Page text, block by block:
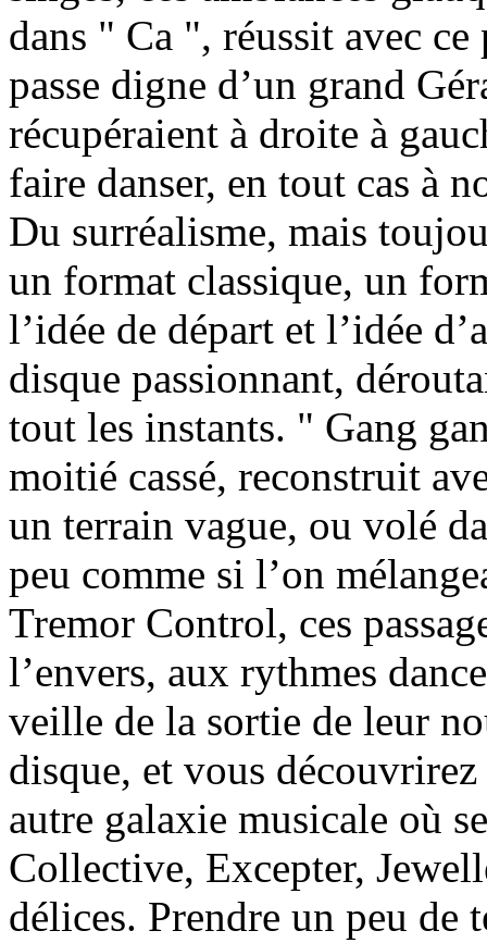
dans " Ca ", réussit avec
passe digne d’un grand
récupéraient à droite à
faire danser, en tout cas à
Du surréalisme, mais
un format classique, un
l’idée de départ et l’idée
disque passionnant,
tout les instants. " Gang
moitié cassé, reconstruit
un terrain vague, ou volé
peu comme si l’on
Tremor Control, ces
l’envers, aux rythmes
veille de la sortie de leur
disque, et vous
autre galaxie musicale où
Collective, Excepter,
délices. Prendre un peu de